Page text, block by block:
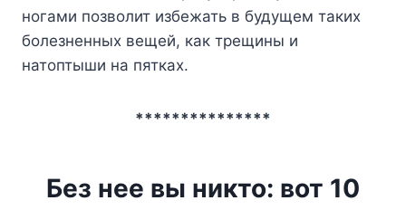
ногами позволит избежать в будущем таких
болезненных вещей, как трещины и
натоптыши на пятках.
***************
Без нее вы никто: вот 10